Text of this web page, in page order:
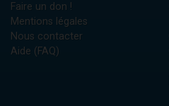
Faire un don !
Mentions légales
Nous contacter
Aide (FAQ)